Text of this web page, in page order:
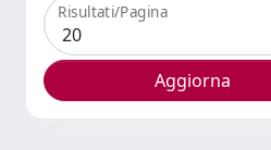
Risultati/Pagina